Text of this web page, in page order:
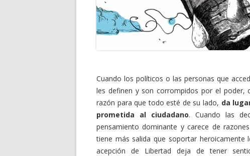
Cuando los políticos o las personas que
les definen y son corrompidos por el
razón para que todo esté de su lado, da
prometida al ciudadano. Cuando las
pensamiento dominante y carece de
tiene más salida que soportar
acepción de Libertad deja de tener